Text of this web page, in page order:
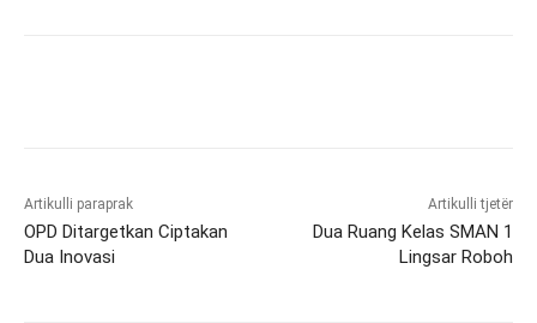
Artikulli paraprak
OPD Ditargetkan Ciptakan
Dua Inovasi
Artikulli tjetër
Dua Ruang Kelas SMAN 1
Lingsar Roboh